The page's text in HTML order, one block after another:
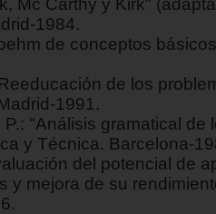
Mc Carthy y Kirk"
1984.
de conceptos
de los
1991.
"Análisis gramatical de
y Técnica. Barcelona-
del potencial de
y mejora de su